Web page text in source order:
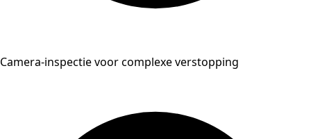
Camera-inspectie voor complexe verstopping